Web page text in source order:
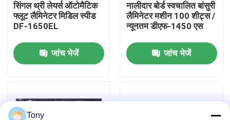
गुणवत्ता नियंत्रण
हमसे संपर्क करें
मामले
सिंगल थ्री लेयर्स ऑटोमैटिक
फ्लूट लैमिनेटर मिडिल स्पीड
DF-1650EL
जांच भेजें
नालीदार बोर्ड स्वचालित बांसुरी
लैमिनेटर मशीन 100 शीट्स /
न्यूनतम डीएफ-1450 एस
जांच भेजें
Tony